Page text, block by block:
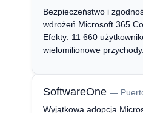
Bezpieczeństwo i
wdrożeń Microsoft 365
Efekty: 11 660
wielomilionowe przychody.
SoftwareOne —
Wyjątkowa adopcja